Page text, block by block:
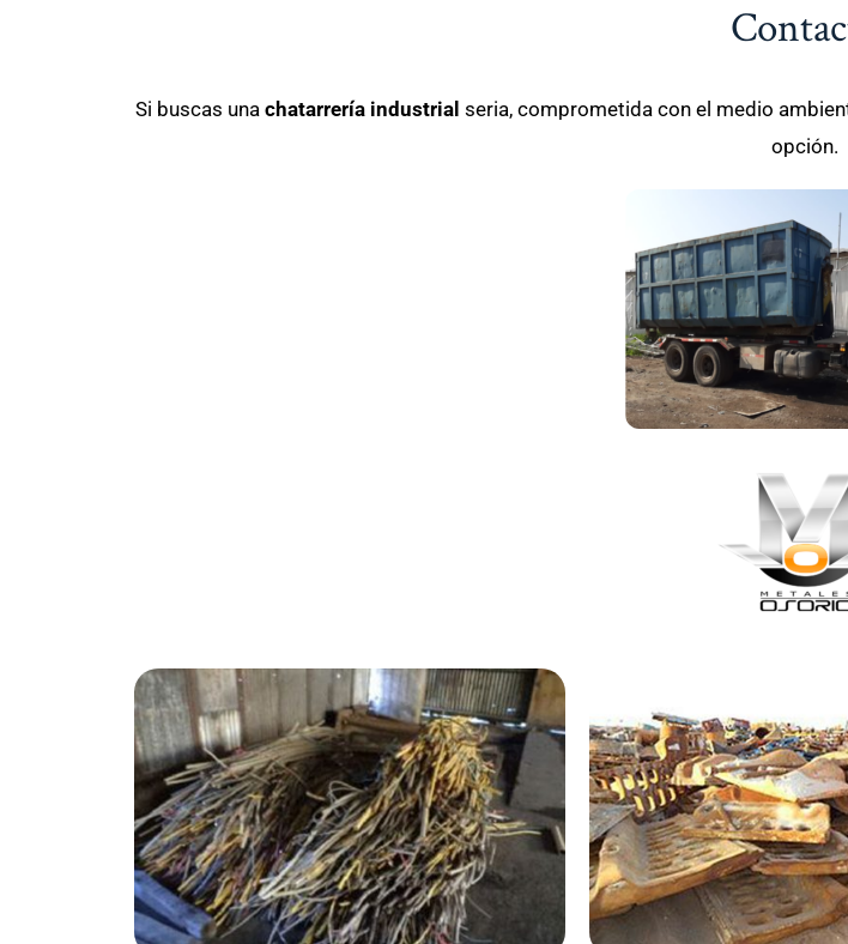
Si buscas una chatarrería industrial seria, comprometida con el medio
opción.